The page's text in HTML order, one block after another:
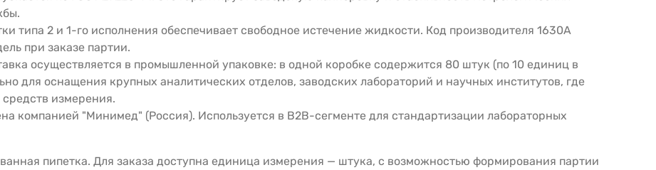
типа 2 и 1-го исполнения обеспечивает свободное истечение жидкости. Код производителя 1630A
при заказе партии.
осуществляется в промышленной упаковке: в одной коробке содержится 80 штук (по 10 единиц в
для оснащения крупных аналитических отделов, заводских лабораторий и научных институтов, где
измерения.
компанией "Минимед" (Россия). Используется в B2B-сегменте для стандартизации лабораторных
пипетка. Для заказа доступна единица измерения — штука, с возможностью формирования партии